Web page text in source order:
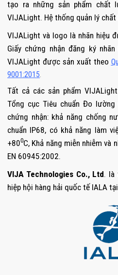
tạo ra những sản phẩm chất
VIJALight. Hệ thống quản lý chất
VIJALight và logo là nhãn hiệu
Giấy chứng nhận đăng ký
VIJALight được sản xuất theo
9001:2015
Tất cả các sản phẩm
Tổng cục Tiêu chuẩn Đo
chứng nhận: khả năng chống
chuẩn IP68, có khả năng làm
+800C, Khả năng miễn nhiễm và
EN 60945:2002.
VIJA Technologies Co., Ltd. là
hiệp hội hàng hải quốc tế IALA